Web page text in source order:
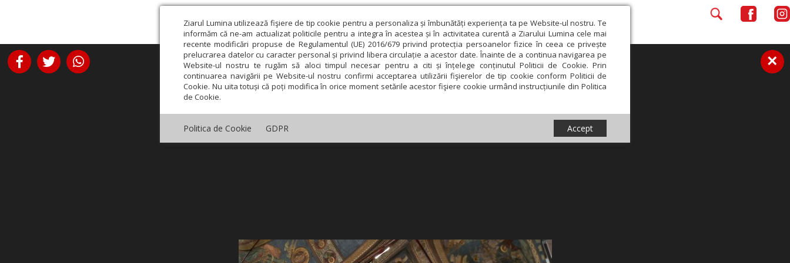
Ziarul Lumina utilizează fişiere de tip cookie pentru a personaliza și îmbunătăți experiența ta pe Website-ul nostru. Te
informăm că ne-am actualizat politicile pentru a integra în acestea și în activitatea curentă a Ziarului Lumina cele mai
recente modificări propuse de Regulamentul (UE) 2016/679 privind protecția persoanelor fizice în ceea ce privește
prelucrarea datelor cu caracter personal și privind libera circulație a acestor date. Înainte de a continua navigarea pe
Website-ul nostru te rugăm să aloci timpul necesar pentru a citi și înțelege conținutul Politicii de Cookie. Prin
continuarea navigării pe Website-ul nostru confirmi acceptarea utilizării fişierelor de tip cookie conform Politicii de
Cookie. Nu uita totuși că poți modifica în orice moment setările acestor fişiere cookie urmând instrucțiunile din Politica
de Cookie.
Politica de Cookie GDPR Accept
×